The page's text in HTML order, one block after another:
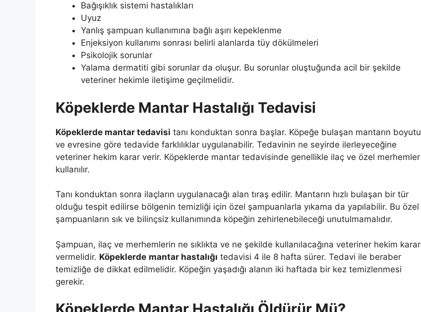
Bağışıklık sistemi hastalıkları
Uyuz
Yanlış şampuan kullanımına bağlı aşırı kepeklenme
Enjeksiyon kullanımı sonrası belirli alanlarda tüy dökülmeleri
Psikolojik sorunlar
Yalama dermatiti gibi sorunlar da oluşur. Bu sorunlar oluştuğunda acil bir şekilde
veteriner hekimle iletişime geçilmelidir.
Köpeklerde Mantar Hastalığı Tedavisi
Köpeklerde mantar tedavisi tanı konduktan sonra başlar. Köpeğe bulaşan mantarın boyutu
ve evresine göre tedavide farklılıklar uygulanabilir. Tedavinin ne seyirde ilerleyeceğine
veteriner hekim karar verir. Köpeklerde mantar tedavisinde genellikle ilaç ve özel merhemler
kullanılır.
Tanı konduktan sonra ilaçların uygulanacağı alan tıraş edilir. Mantarın hızlı bulaşan bir tür
olduğu tespit edilirse bölgenin temizliği için özel şampuanlarla yıkama da yapılabilir. Bu özel
şampuanların sık ve bilinçsiz kullanımında köpeğin zehirlenebileceği unutulmamalıdır.
Şampuan, ilaç ve merhemlerin ne sıklıkta ve ne şekilde kullanılacağına veteriner hekim karar
vermelidir. Köpeklerde mantar hastalığı tedavisi 4 ile 8 hafta sürer. Tedavi ile beraber
temizliğe de dikkat edilmelidir. Köpeğin yaşadığı alanın iki haftada bir kez temizlenmesi
gerekir.